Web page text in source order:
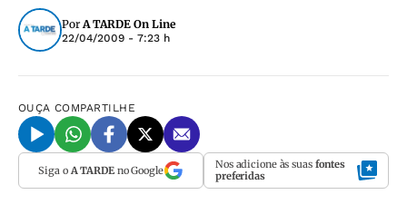
PorA TARDE On Line
22/04/2009 - 7:23 h
OUÇA COMPARTILHE
Siga o A TARDEno Google Nos adicione às suas fontes
preferidas